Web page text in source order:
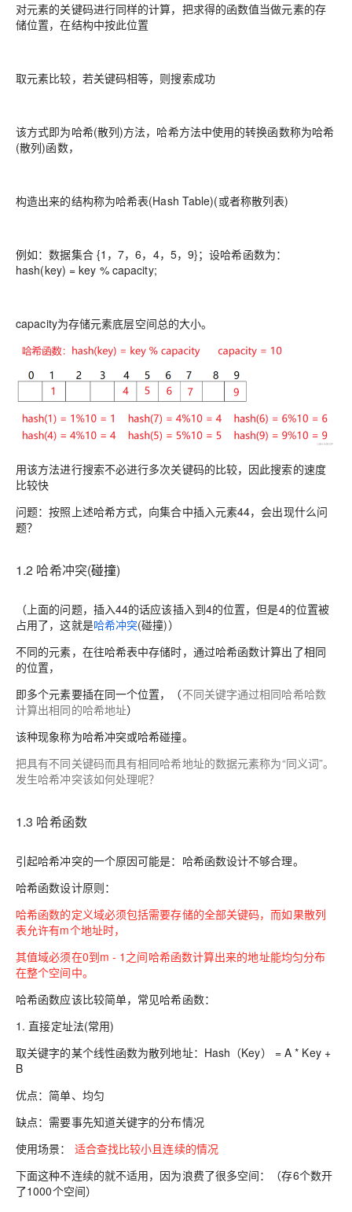
对元素的关键码进行同样的计算，把求得的函数值当做元素的存
储位置，在结构中按此位置
取元素比较，若关键码相等，则搜索成功
该方式即为哈希(散列)方法，哈希方法中使用的转换函数称为哈希
(散列)函数，
构造出来的结构称为哈希表(Hash Table)(或者称散列表)
例如：数据集合 {1，7，6，4，5，9}；设哈希函数为：
hash(key) = key % capacity;
capacity为存储元素底层空间总的大小。
用该方法进行搜索不必进行多次关键码的比较，因此搜索的速度
比较快
问题：按照上述哈希方式，向集合中插入元素44，会出现什么问
题？
1.2 哈希冲突(碰撞)
（上面的问题，插入44的话应该插入到4的位置，但是4的位置被
占用了，这就是哈希冲突(碰撞)）
不同的元素，在往哈希表中存储时，通过哈希函数计算出了相同
的位置，
即多个元素要插在同一个位置，（不同关键字通过相同哈希哈数
计算出相同的哈希地址）
该种现象称为哈希冲突或哈希碰撞。
把具有不同关键码而具有相同哈希地址的数据元素称为“同义词”。
发生哈希冲突该如何处理呢？
1.3 哈希函数
引起哈希冲突的一个原因可能是：哈希函数设计不够合理。
哈希函数设计原则：
哈希函数的定义域必须包括需要存储的全部关键码，而如果散列
表允许有m个地址时，
其值域必须在0到m - 1之间哈希函数计算出来的地址能均匀分布
在整个空间中。
哈希函数应该比较简单，常见哈希函数：
1. 直接定址法(常用)
取关键字的某个线性函数为散列地址：Hash（Key） = A * Key +
B
优点：简单、均匀
缺点：需要事先知道关键字的分布情况
使用场景： 适合查找比较小且连续的情况
下面这种不连续的就不适用，因为浪费了很多空间：（存6个数开
了1000个空间）